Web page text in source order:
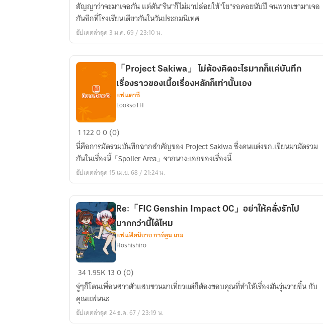
วาน
สัญญาว่าจะมาเจอกัน แต่ดัน"ริน"ก็ไม่มาปล่อยให้"โย"รอคอยนับปี จนพวกเขามาเจอ
กันอีกที่โรงเรียนเดียวกันในวันประถมนิเทศ
อัปเดตล่าสุด 3 ม.ค. 69 / 23:10 น.
「Project
Sakiwa」
ไม่
ต้อง
คิด
มาก
ก็
แค่
บันทึก
เรื่อง
ราว
ของ
เนื้อ
เรื่อง
หลัก
ก็
「Project Sakiwa」 ไม่ต้องคิดอะไรมากก็แค่บันทึก
เรื่องราวของเนื้อเรื่องหลักก็เท่านั้นเอง
แฟนตาซี
LooksoTH
1 12200 (0)
นี่คือการมัดรวมบันทึกฉากสำคัญของ Project Sakiwa ซึ่งคนแต่งขก.เขียนมามัดรวม
กันในเรื่องนี้「Spoiler Area」จากนาง:เอกของเรื่องนี้
อัปเดตล่าสุด 15 เม.ย. 68 / 21:24 น.
Re:
「FIC
Genshin
Impact
OC」
Re:「FIC Genshin Impact OC」อย่าให้คลั่งรักไป
มากกว่านี้ได้ไหม
แฟนฟิคนิยาย การ์ตูน เกม
Hoshishiro
341.95K 130 (0)
จู่ๆก็โดนเพื่อนสาวตัวแสบชวนมาเที่ยวแต่ก็ต้องขอบคุณที่ทำให้เรื่องมันวุ่นวายขึ้น กับ
คุณแฟนนะ
อัปเดตล่าสุด 24 ธ.ค. 67 / 23:19 น.